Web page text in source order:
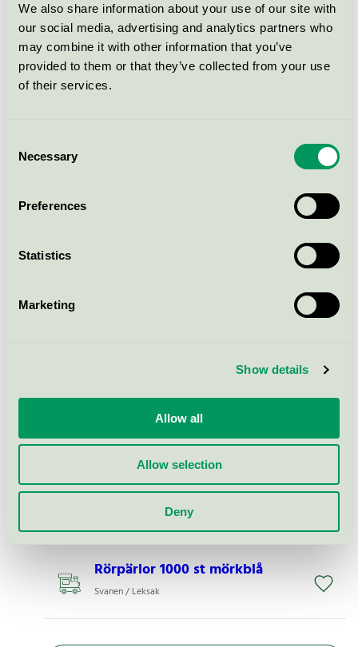
We also share information about your use of our site with
our social media, advertising and analytics partners who
may combine it with other information that you’ve
provided to them or that they’ve collected from your use
of their services.
Selection
Necessary
Preferences
Statistics
Marketing
Show details
Allow all
Allow selection
Deny
Spisestel Morgen-Middag Krt.
(6940)
Svanen / Dantoy / Leksak
Rörpärlor XL 10-färgmix 900 st
Svanen / Leksak
Rörpärlor 1000 st Havsgrön
Rörpärlor 1000 st mörkblå
Svanen / Leksak